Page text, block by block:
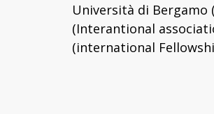
Università di Bergamo
(Interantional
(international